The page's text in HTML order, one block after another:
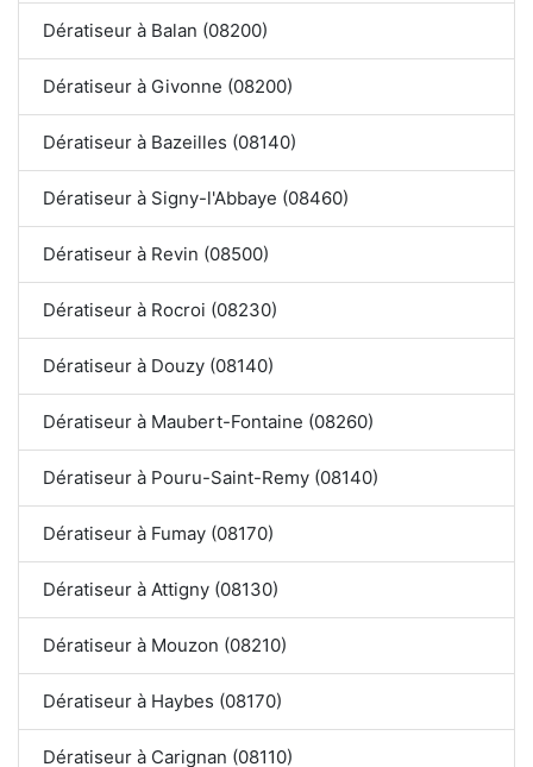
Dératiseur à Balan (08200)
Dératiseur à Givonne (08200)
Dératiseur à Bazeilles (08140)
Dératiseur à Signy-l'Abbaye (08460)
Dératiseur à Revin (08500)
Dératiseur à Rocroi (08230)
Dératiseur à Douzy (08140)
Dératiseur à Maubert-Fontaine (08260)
Dératiseur à Pouru-Saint-Remy (08140)
Dératiseur à Fumay (08170)
Dératiseur à Attigny (08130)
Dératiseur à Mouzon (08210)
Dératiseur à Haybes (08170)
Dératiseur à Carignan (08110)